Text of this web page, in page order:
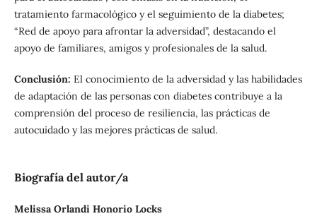
tratamiento farmacológico y el seguimiento de la diabetes;
“Red de apoyo para afrontar la adversidad”, destacando el
apoyo de familiares, amigos y profesionales de la salud.
Conclusión: El conocimiento de la adversidad y las habilidades
de adaptación de las personas con diabetes contribuye a la
comprensión del proceso de resiliencia, las prácticas de
autocuidado y las mejores prácticas de salud.
Biografía del autor/a
Melissa Orlandi Honorio Locks